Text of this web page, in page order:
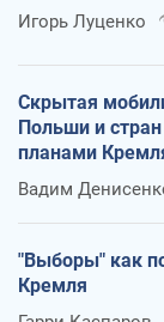
Игорь Луценко
Скрытая
Польши и
планами
Вадим
"Выборы" как
Кремля